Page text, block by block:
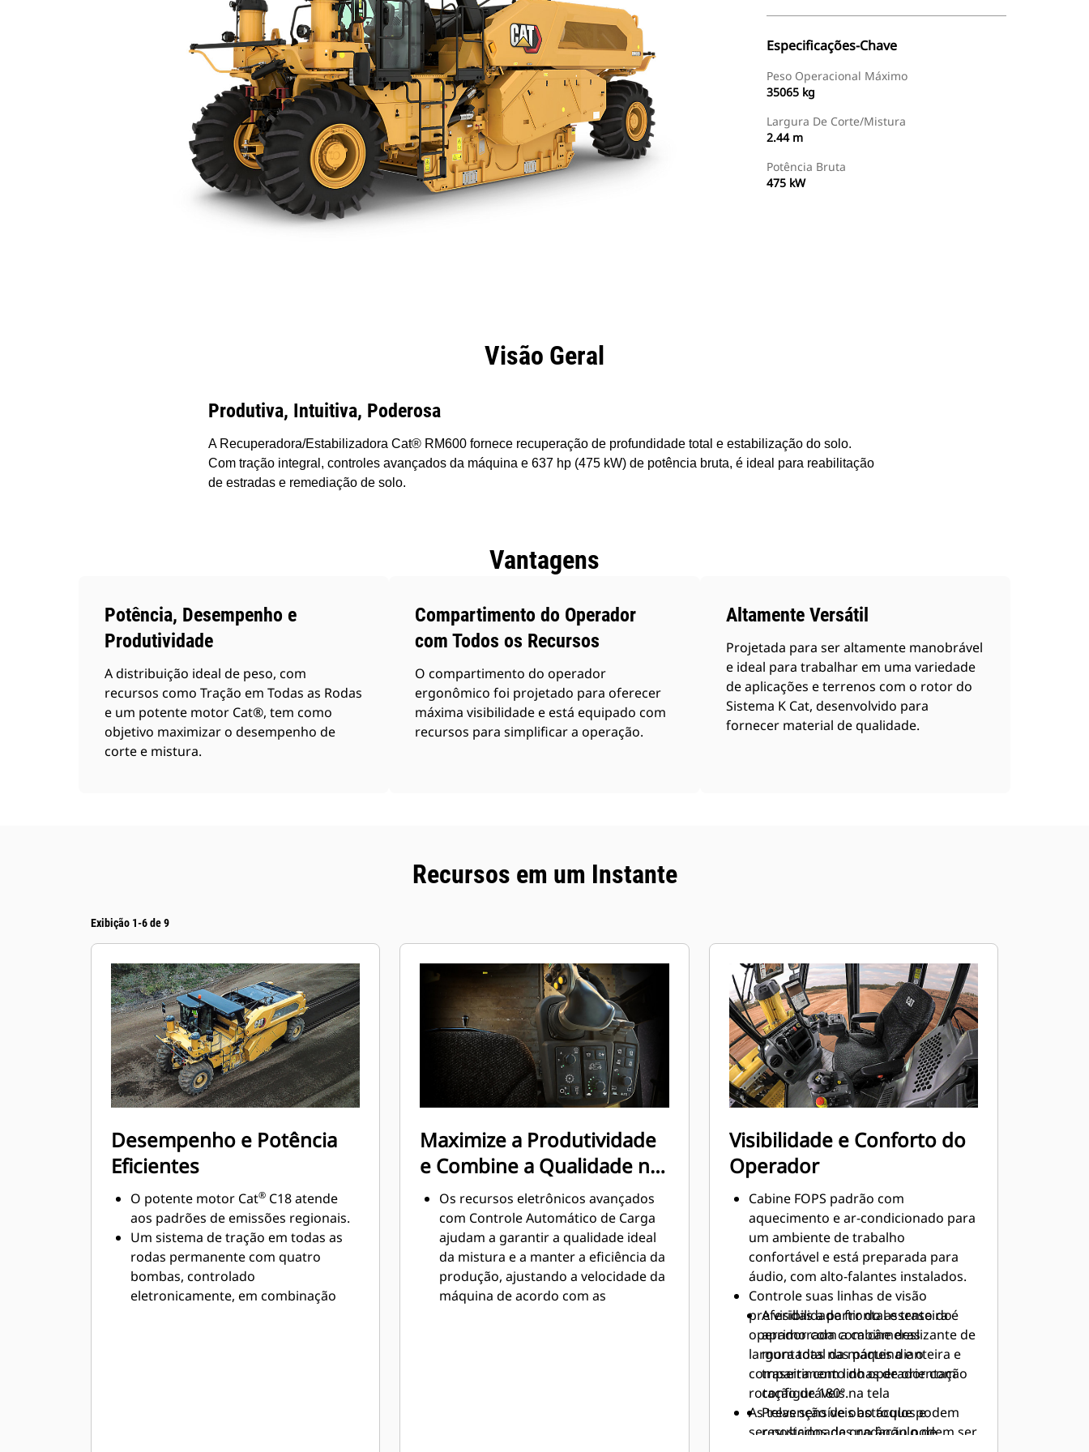
Especificações-Chave
Peso Operacional Máximo
35065 kg
Largura De Corte/Mistura
2.44 m
Potência Bruta
475 kW
Visão Geral
Produtiva, Intuitiva, Poderosa
A Recuperadora/Estabilizadora Cat® RM600 fornece recuperação de profundidade total e estabilização do solo.
Com tração integral, controles avançados da máquina e 637 hp (475 kW) de potência bruta, é ideal para reabilitação
de estradas e remediação de solo.
Vantagens
Potência, Desempenho e
Produtividade
A distribuição ideal de peso, com
recursos como Tração em Todas as Rodas
e um potente motor Cat®, tem como
objetivo maximizar o desempenho de
corte e mistura.
Compartimento do Operador
com Todos os Recursos
O compartimento do operador
ergonômico foi projetado para oferecer
máxima visibilidade e está equipado com
recursos para simplificar a operação.
Altamente Versátil
Projetada para ser altamente manobrável
e ideal para trabalhar em uma variedade
de aplicações e terrenos com o rotor do
Sistema K Cat, desenvolvido para
fornecer material de qualidade.
Recursos em um Instante
Exibição 1-6 de 9
Desempenho e Potência
Eficientes
O potente motor Cat® C18 atende
aos padrões de emissões regionais.
Um sistema de tração em todas as
rodas permanente com quatro
bombas, controlado
eletronicamente, em combinação
Maximize a Produtividade
e Combine a Qualidade na
cabine
Os recursos eletrônicos avançados
com Controle Automático de Carga
ajudam a garantir a qualidade ideal
da mistura e a manter a eficiência da
produção, ajustando a velocidade da
máquina de acordo com as
Visibilidade e Conforto do
Operador
Cabine FOPS padrão com
aquecimento e ar-condicionado para
um ambiente de trabalho
confortável e está preparada para
áudio, com alto-falantes instalados.
Controle suas linhas de visão
preferidas a partir do assento do
operador com a cabine deslizante de
largura total da máquina e o
compartimento do operador com
rotação de 180º.
As telas sensíveis ao toque podem
ser posicionadas no ângulo de
A visibilidade frontal e traseira é
aprimorada com câmeras
montadas nas partes dianteira e
traseira com linhas de orientação
configuráveis na tela
Prevenção de obstáculos e
resultados de gradação podem ser